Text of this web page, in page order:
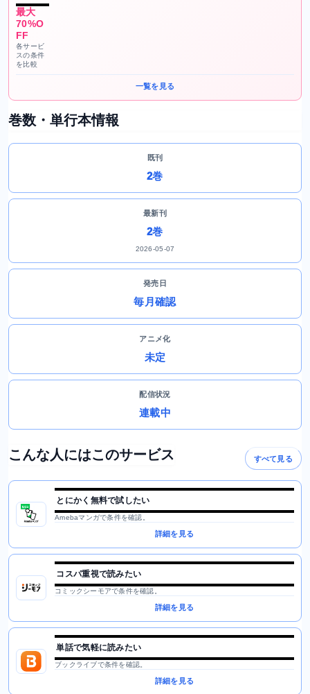
最大
70%O
FF
各サービ
スの条件
を比較
一覧を見る
巻数・単行本情報
既刊
2巻
最新刊
2巻
2026-05-07
発売日
毎月確認
アニメ化
未定
配信状況
連載中
こんな人にはこのサービス すべて見る
とにかく無料で試したい
Amebaマンガで条件を確認。
詳細を見る
コスパ重視で読みたい
コミックシーモアで条件を確認。
詳細を見る
単話で気軽に読みたい
ブックライブで条件を確認。
詳細を見る